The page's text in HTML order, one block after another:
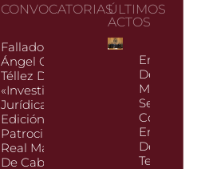
CONVOCATORIAS
Fallado El Premio
Ángel Olavarría
Téllez De
«Investigación
Jurídica» En Su XV
Edición, Con El
Patrocinio De La
Real Maestranza
De Caballería De
ÚLTIMOS
ACTOS
En La
De Ayer,
Mayo De
Se
Con Gran
En La
Del
Territorial